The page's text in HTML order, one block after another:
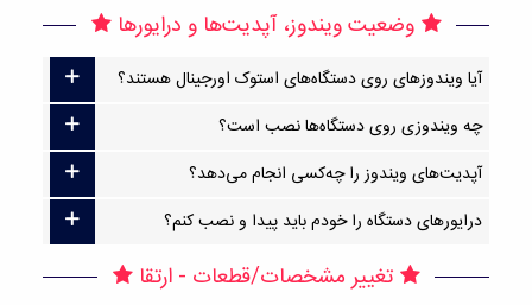
وضعیت ویندوز، آپدیت‌ها و درایورها
آیا ویندوزهای روی دستگاه‌های استوک اورجینال هستند؟
چه ویندوزی روی دستگاه‌ها نصب است؟
آپدیت‌های ویندوز را چه‌کسی انجام می‌دهد؟
درایورهای دستگاه را خودم باید پیدا و نصب کنم؟
تغییر مشخصات/قطعات - ارتقا